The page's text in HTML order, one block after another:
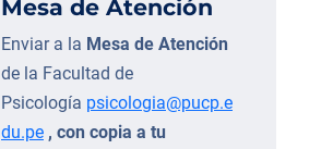
Mesa de Atención
Enviar a la Mesa de Atención
de la Facultad de
Psicología psicologia@pucp.e
du.pe , con copia a tu